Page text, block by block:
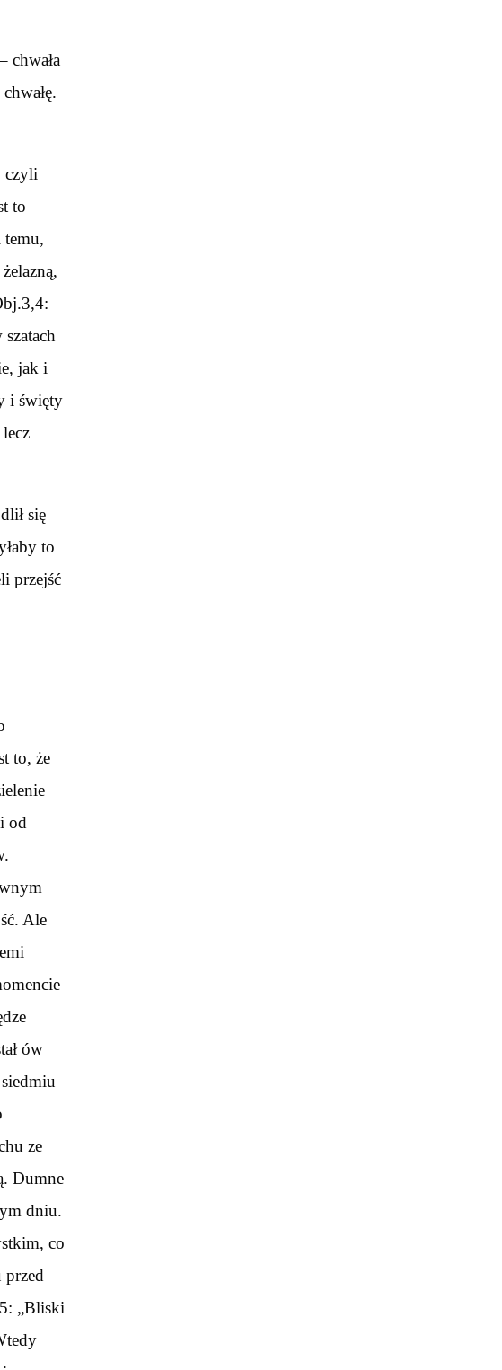
chwała
czyli
to
temu,
jak i
i święty
się
to
przejść
to, że
od
Ale
ów
ze
Dumne
dniu.
co
„Bliski